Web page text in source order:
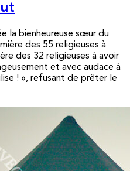
la bienheureuse sœur du
des 55 religieuses à
des 32 religieuses à avoir
et avec audace à
! », refusant de prêter le